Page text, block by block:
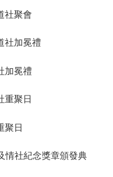
社聚會
社加冕禮
加冕禮
重聚日
聚日
情社紀念獎章頒發典